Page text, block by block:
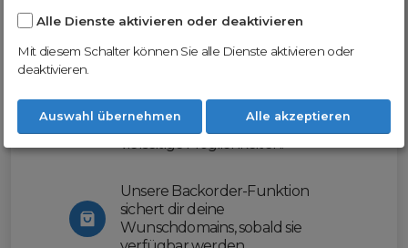
Nutze unsere Erfahrung und profitiere
erleichtern wir dir den
Domainhandel und bieten dir
vielseitige Möglichkeiten.
Unsere Backorder-Funktion
sichert dir deine
Wunschdomains, sobald sie
Alle Dienste aktivieren oder deaktivieren
Mit diesem Schalter können Sie alle Dienste aktivieren oder
deaktivieren.
Auswahl übernehmen Alle akzeptieren